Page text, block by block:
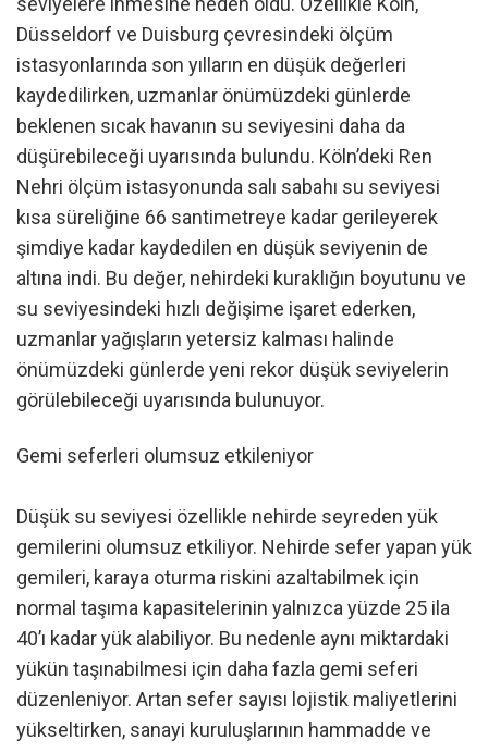
Düsseldorf ve Duisburg çevresindeki ölçüm
istasyonlarında son yılların en düşük değerleri
kaydedilirken, uzmanlar önümüzdeki günlerde
beklenen sıcak havanın su seviyesini daha da
düşürebileceği uyarısında bulundu. Köln’deki Ren
Nehri ölçüm istasyonunda salı sabahı su seviyesi
kısa süreliğine 66 santimetreye kadar gerileyerek
şimdiye kadar kaydedilen en düşük seviyenin de
altına indi. Bu değer, nehirdeki kuraklığın boyutunu ve
su seviyesindeki hızlı değişime işaret ederken,
uzmanlar yağışların yetersiz kalması halinde
önümüzdeki günlerde yeni rekor düşük seviyelerin
görülebileceği uyarısında bulunuyor.
Gemi seferleri olumsuz etkileniyor
Düşük su seviyesi özellikle nehirde seyreden yük
gemilerini olumsuz etkiliyor. Nehirde sefer yapan yük
gemileri, karaya oturma riskini azaltabilmek için
normal taşıma kapasitelerinin yalnızca yüzde 25 ila
40’ı kadar yük alabiliyor. Bu nedenle aynı miktardaki
yükün taşınabilmesi için daha fazla gemi seferi
düzenleniyor. Artan sefer sayısı lojistik maliyetlerini
yükseltirken, sanayi kuruluşlarının hammadde ve